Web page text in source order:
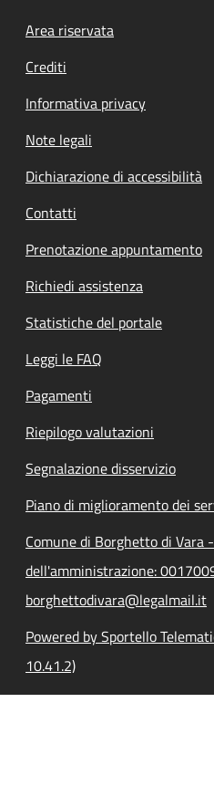
Footer menu
Area riservata
Crediti
Informativa privacy
Note legali
Dichiarazione di accessibilità
Contatti
Prenotazione appuntamento
Richiedi assistenza
Statistiche del portale
Leggi le FAQ
Pagamenti
Riepilogo valutazioni
Segnalazione disservizio
Piano di miglioramento dei
Comune di Borghetto di Vara
dell'amministrazione:
borghettodivara@legalmail.it
Powered by Sportello
10.41.2)